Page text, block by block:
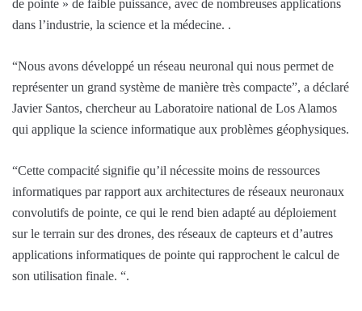
de pointe » de faible puissance, avec de nombreuses applications
dans l’industrie, la science et la médecine. .
“Nous avons développé un réseau neuronal qui nous permet de
représenter un grand système de manière très compacte”, a déclaré
Javier Santos, chercheur au Laboratoire national de Los Alamos
qui applique la science informatique aux problèmes géophysiques.
“Cette compacité signifie qu’il nécessite moins de ressources
informatiques par rapport aux architectures de réseaux neuronaux
convolutifs de pointe, ce qui le rend bien adapté au déploiement
sur le terrain sur des drones, des réseaux de capteurs et d’autres
applications informatiques de pointe qui rapprochent le calcul de
son utilisation finale. “.